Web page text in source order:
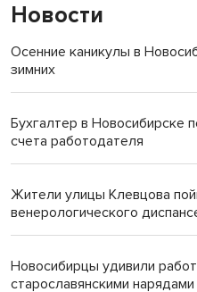
Новости
Осенние каникулы в
зимних
Бухгалтер в Новосибирске
счета работодателя
Жители улицы Клевцова
венерологического
Новосибирцы удивили
старославянскими нарядами